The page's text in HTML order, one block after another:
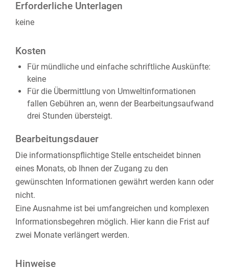
Erforderliche Unterlagen
keine
Kosten
Für mündliche und einfache schriftliche Auskünfte:
keine
Für die Übermittlung von Umweltinformationen
fallen Gebühren an, wenn der Bearbeitungsaufwand
drei Stunden übersteigt.
Bearbeitungsdauer
Die informationspflichtige Stelle entscheidet binnen
eines Monats, ob Ihnen der Zugang zu den
gewünschten Informationen gewährt werden kann oder
nicht.
Eine Ausnahme ist bei umfangreichen und komplexen
Informationsbegehren möglich. Hier kann die Frist auf
zwei Monate verlängert werden.
Hinweise